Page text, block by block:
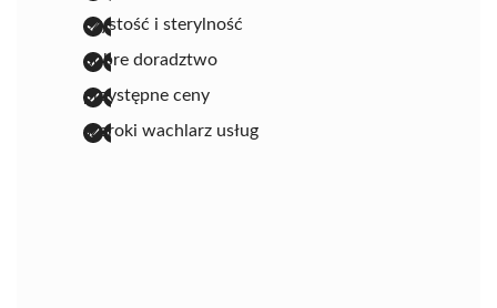
czystość i sterylność
dobre doradztwo
przystępne ceny
szeroki wachlarz usług